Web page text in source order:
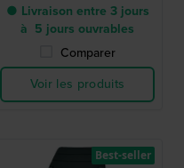
● Livraison entre 3 jours
à 5 jours ouvrables
Comparer
Voir les produits
Best-seller